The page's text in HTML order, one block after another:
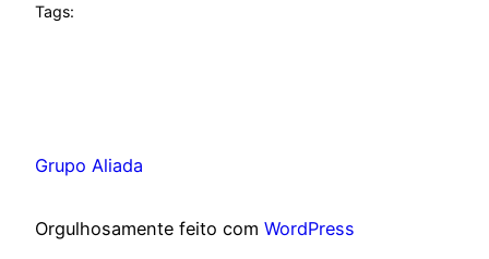
Tags:
Grupo Aliada
Orgulhosamente feito com WordPress